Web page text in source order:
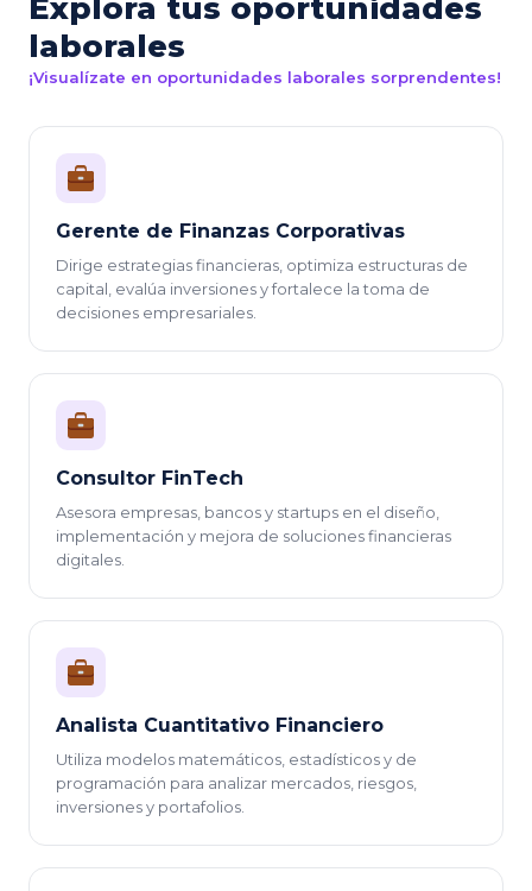
Explora tus oportunidades
laborales
¡Visualízate en oportunidades laborales sorprendentes!
Gerente de Finanzas Corporativas
Dirige estrategias financieras, optimiza estructuras de
capital, evalúa inversiones y fortalece la toma de
decisiones empresariales.
Consultor FinTech
Asesora empresas, bancos y startups en el diseño,
implementación y mejora de soluciones financieras
digitales.
Analista Cuantitativo Financiero
Utiliza modelos matemáticos, estadísticos y de
programación para analizar mercados, riesgos,
inversiones y portafolios.